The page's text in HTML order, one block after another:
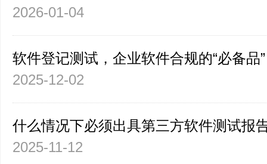
2026-01-04
软件登记测试，企业软件合规的“必备品”
2025-12-02
什么情况下必须出具第三方软件测试报
2025-11-12